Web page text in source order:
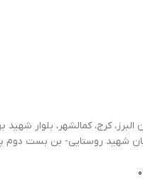
شهید روستایی- بن بست دوم پلاک